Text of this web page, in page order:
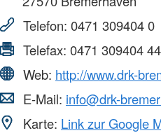
Telefon: 0471 309404 0
Telefax: 0471 309404 44
Web: http://www.drk-
E-Mail: info@drk-
Karte: Link zur Google